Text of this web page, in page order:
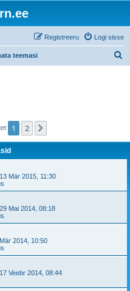
Logi sisse
Registreeru
teemasi
1 2
13 Mär 2015, 11:30
29 Mai 2014, 08:18
2014, 10:50
17 Veebr 2014, 08:44